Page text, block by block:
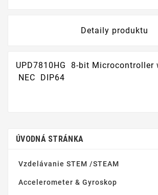
Detaily produktu
UPD7810HG 8-bit Microcontroller
NEC DIP64
ÚVODNÁ STRÁNKA
Vzdelávanie STEM /STEAM
Accelerometer & Gyroskop